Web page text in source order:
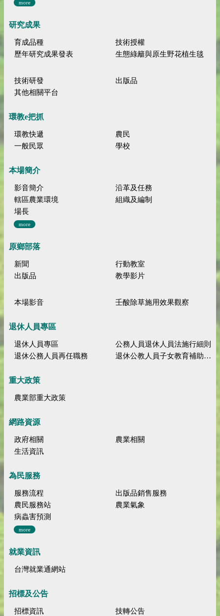
more
研究成果
育成品種
技術授權
歷年研究成果發表
生態綠籬與原生野花植生毯
技術研發
出版品
其他相關平台
環教e把抓
環教快遞
農民
一般民眾
學校
本場簡介
影音簡介
沿革及任務
轄區農業環境
組織及編制
場長
more
原鄉部落
新聞
行動教室
出版品
教學影片
本場影音 壬酸除草施用效果觀察
退休人員專區
退休人員專區
公務人員退休人員法施行細則
退休公務人員再任職務
退休公教人員子女教育補助規定
重大政策
農業部重大政策
網路資源
政府相關
農業相關
生活資訊
為民服務
服務流程
出版品銷售服務
農民服務站
農業氣象
病蟲害預測
more
就業資訊
台灣就業通網站
招標及公告
招標資訊 技轉公告